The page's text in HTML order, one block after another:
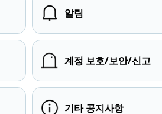
알림
계정 보호/보안/신고
기타 공지사항